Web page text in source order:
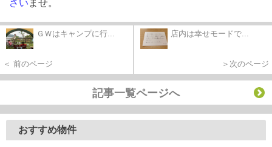
さい ませ。
ＧＷはキャンプに行...
＜ 前のページ
店内は幸せモードで...
＞次のページ
記事一覧ページへ
おすすめ物件